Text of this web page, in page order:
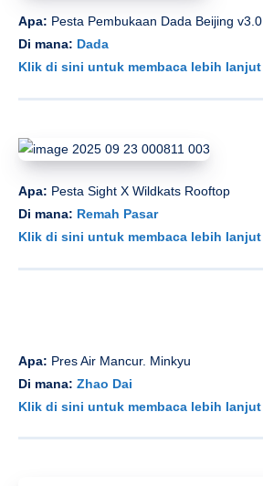
Apa: Pesta Pembukaan Dada Beijing v3.0
Di mana: Dada
Klik di sini untuk membaca lebih lanjut
Apa: Pesta Sight X Wildkats Rooftop
Di mana: Remah Pasar
Klik di sini untuk membaca lebih lanjut
Apa: Pres Air Mancur. Minkyu
Di mana: Zhao Dai
Klik di sini untuk membaca lebih lanjut